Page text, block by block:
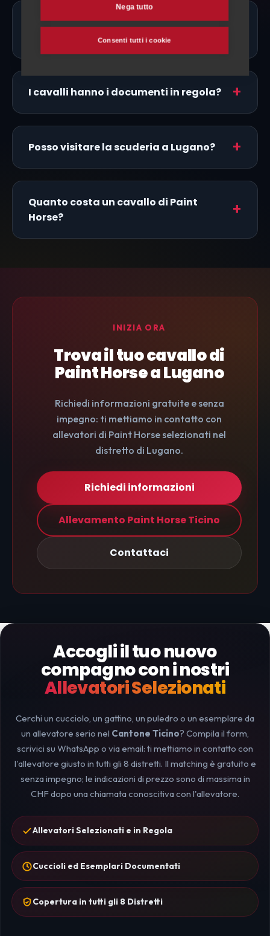
Ci sono allevatori di Paint Horse proprio
I cavalli hanno i documenti in regola?
Posso visitare la scuderia a Lugano?
Quanto costa un cavallo di Paint
Horse?
INIZIA ORA
Trova il tuo cavallo di
Paint Horse a Lugano
Richiedi informazioni gratuite e senza
impegno: ti mettiamo in contatto con
allevatori di Paint Horse selezionati nel
distretto di Lugano.
Richiedi informazioni
Allevamento Paint Horse Ticino
Contattaci
Accogli il tuo nuovo
compagno con i nostri
Allevatori Selezionati
Cerchi un cucciolo, un gattino, un puledro o un esemplare da
un allevatore serio nel Cantone Ticino? Compila il form,
scrivici su WhatsApp o via email: ti mettiamo in contatto con
l'allevatore giusto in tutti gli 8 distretti. Il matching è gratuito e
senza impegno; le indicazioni di prezzo sono di massima in
CHF dopo una chiamata conoscitiva con l'allevatore.
Allevatori Selezionati e in Regola
Cuccioli ed Esemplari Documentati
Copertura in tutti gli 8 Distretti
Nega tutto
Consenti tutti i cookie